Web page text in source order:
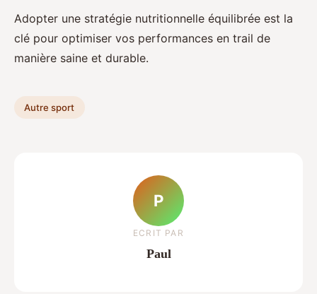
Adopter une stratégie nutritionnelle équilibrée est la
clé pour optimiser vos performances en trail de
manière saine et durable.
Autre sport
P
ECRIT PAR
Paul